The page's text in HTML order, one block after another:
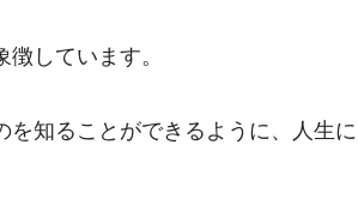
しています。
知ることができるように、人生に